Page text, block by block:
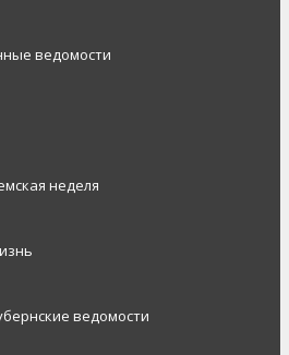
ведомости
неделя
ведомости